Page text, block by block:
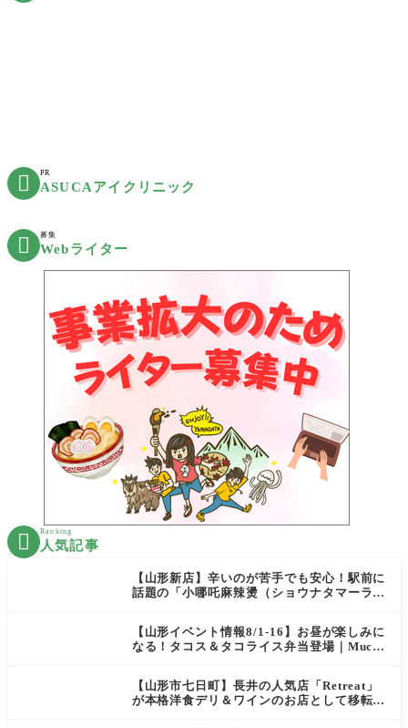
 PR
ASUCAアイクリニック
 募集
Webライター
 Ranking
人気記事
【山形新店】辛いのが苦手でも安心！駅前に
話題の「小哪吒麻辣燙（ショウナタマーラー
【山形イベント情報8/1-16】お昼が楽しみに
なる！タコス＆タコライス弁当登場｜Mucha
【山形市七日町】長井の人気店「Retreat」
が本格洋食デリ＆ワインのお店として移転オ